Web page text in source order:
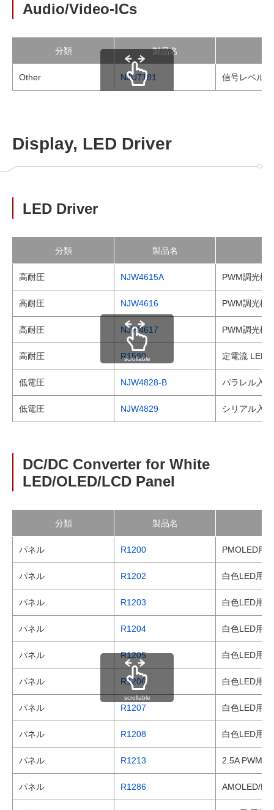
Audio/Video-ICs
分類 製品名
Other NJU7181 信号レベル
Display, LED Driver
LED Driver
分類 製品名
高耐圧 NJW4615A PWM調光機
高耐圧 NJW4616 PWM調光機
高耐圧 NJW4617 PWM調光機
高耐圧 R1580 定電流 LED
低電圧 NJW4828-B パラレル入
低電圧 NJW4829 シリアル入
scrollable
DC/DC Converter for White
LED/OLED/LCD Panel
分類 製品名
パネル R1200 PMOLED用/
パネル R1202 白色LED用/
パネル R1203 白色LED用
パネル R1204 白色LED用/
パネル R1205 白色LED用/
パネル R1206 白色LED用
パネル R1207 白色LED用/
パネル R1208 白色LED用
パネル R1213 2.5A PWM
パネル R1286 AMOLED/
scrollable